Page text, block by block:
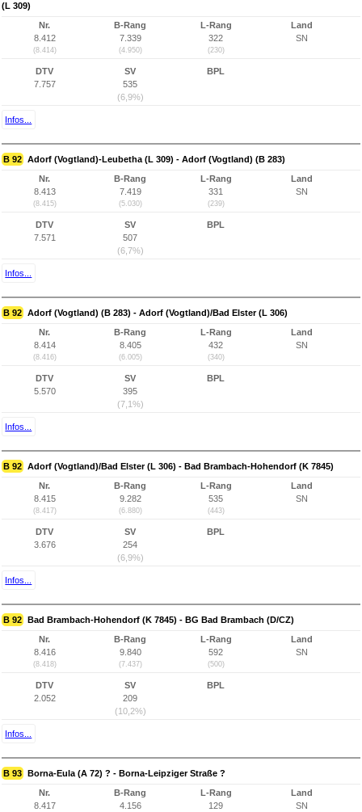
(L 309)
Nr.
8.412
(8.414)
B-Rang
7.339
(4.950)
L-Rang
322
(230)
Land
SN
DTV
7.757
SV
535
(6,9%)
BPL
Infos...
B 92 Adorf (Vogtland)-Leubetha (L 309) - Adorf (Vogtland) (B 283)
Nr.
8.413
(8.415)
B-Rang
7.419
(5.030)
L-Rang
331
(239)
Land
SN
DTV
7.571
SV
507
(6,7%)
BPL
Infos...
B 92 Adorf (Vogtland) (B 283) - Adorf (Vogtland)/Bad Elster (L 306)
Nr.
8.414
(8.416)
B-Rang
8.405
(6.005)
L-Rang
432
(340)
Land
SN
DTV
5.570
SV
395
(7,1%)
BPL
Infos...
B 92 Adorf (Vogtland)/Bad Elster (L 306) - Bad Brambach-Hohendorf (K 7845)
Nr.
8.415
(8.417)
B-Rang
9.282
(6.880)
L-Rang
535
(443)
Land
SN
DTV
3.676
SV
254
(6,9%)
BPL
Infos...
B 92 Bad Brambach-Hohendorf (K 7845) - BG Bad Brambach (D/CZ)
Nr.
8.416
(8.418)
B-Rang
9.840
(7.437)
L-Rang
592
(500)
Land
SN
DTV
2.052
SV
209
(10,2%)
BPL
Infos...
B 93 Borna-Eula (A 72) ? - Borna-Leipziger Straße ?
Nr.
8.417
B-Rang
4.156
L-Rang
129
Land
SN